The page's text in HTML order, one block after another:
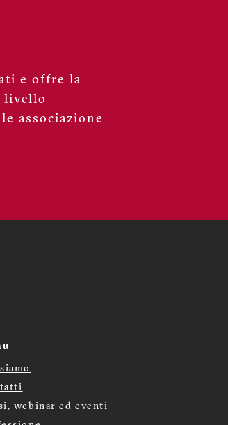
e offre la
livello
associazione
webinar ed eventi